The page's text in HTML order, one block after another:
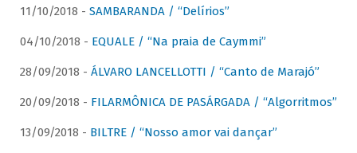
11/10/2018 - SAMBARANDA / “Delírios”
04/10/2018 - EQUALE / “Na praia de Caymmi”
28/09/2018 - ÁLVARO LANCELLOTTI / “Canto de Marajó”
20/09/2018 - FILARMÔNICA DE PASÁRGADA / “Algorritmos”
13/09/2018 - BILTRE / “Nosso amor vai dançar”